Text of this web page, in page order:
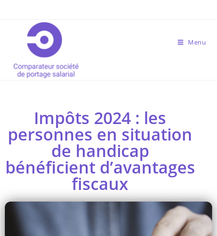
Menu
Impôts 2024 : les
personnes en situation
de handicap
bénéficient d’avantages
fiscaux